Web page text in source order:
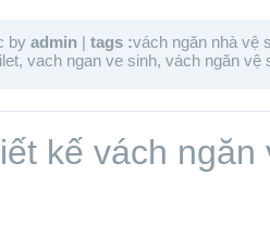
by admin tags :vách ngăn nhà vệ
, vach ngan ve sinh, vách ngăn vệ
kế vách